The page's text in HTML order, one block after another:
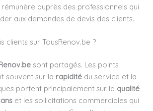
auprès des professionnels qui
aux demandes de devis des clients.
clients sur TousRenov.be ?
sont partagés. Les points
souvent sur la rapidité du service et la
portent principalement sur la qualité
et les sollicitations commerciales qui